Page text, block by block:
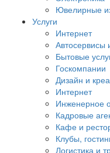
Ювелирные
Услуги
Интернет
Автосервисы
Бытовые
Госкомпании
Дизайн и
Интернет
Инженерное
Кадровые
Кафе и
Клубы,
Логистика и